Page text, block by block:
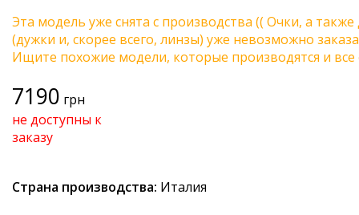
Эта модель уже снята с производства (( Очки, а
(дужки и, скорее всего, линзы) уже невозможно
Ищите похожие модели, которые производятся и
7190 грн
не доступны к
заказу
Страна производства: Италия